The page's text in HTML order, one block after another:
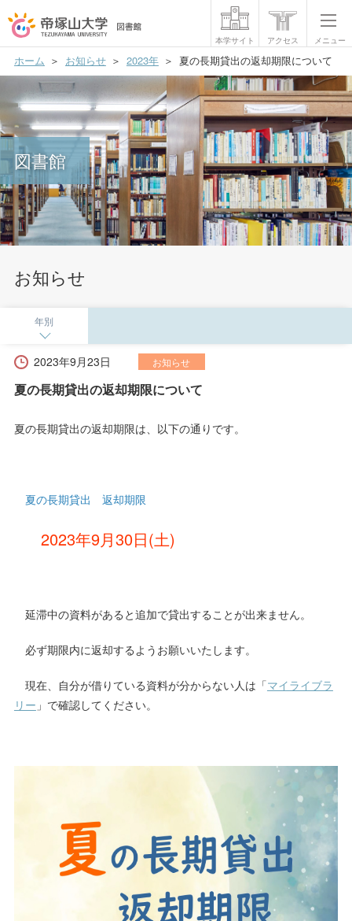
本学サイト アクセス メニュー
利用案内
フロアマップ
データベース
マイライブラリー
機関リポジトリ
ホーム お知らせ 2023年 夏の長期貸出の返却期限について
図書館
お知らせ
年別
2023年9月23日 お知らせ
夏の長期貸出の返却期限について
夏の長期貸出の返却期限は、以下の通りです。
夏の長期貸出 返却期限
2023年9月30日(土)
延滞中の資料があると追加で貸出することが出来ません。
必ず期限内に返却するようお願いいたします。
現在、自分が借りている資料が分からない人は「マイライブラ
リー 」で確認してください。